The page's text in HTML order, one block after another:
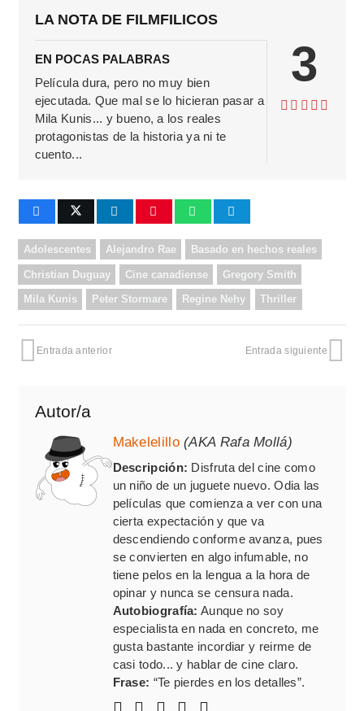
LA NOTA DE FILMFILICOS
EN POCAS PALABRAS
Película dura, pero no muy bien
ejecutada. Que mal se lo hicieran pasar a
Mila Kunis... y bueno, a los reales
protagonistas de la historia ya ni te
cuento...
3
Adolescentes Alejandro Rae Basado en hechos reales
Christian Duguay Cine canadiense Gregory Smith
Mila Kunis Peter Stormare Regine Nehy Thriller
Entrada anterior Entrada siguiente
Autor/a
Makelelillo (AKA Rafa Mollá)
Descripción: Disfruta del cine como
un niño de un juguete nuevo. Odia las
películas que comienza a ver con una
cierta expectación y que va
descendiendo conforme avanza, pues
se convierten en algo infumable, no
tiene pelos en la lengua a la hora de
opinar y nunca se censura nada.
Autobiografía: Aunque no soy
especialista en nada en concreto, me
gusta bastante incordiar y reirme de
casi todo... y hablar de cine claro.
Frase: “Te pierdes en los detalles”.